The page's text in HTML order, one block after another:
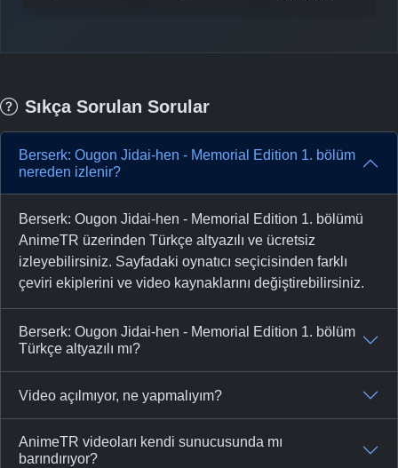
Sıkça Sorulan Sorular
Berserk: Ougon Jidai-hen - Memorial Edition 1. bölüm
nereden izlenir?
Berserk: Ougon Jidai-hen - Memorial Edition 1. bölümü
AnimeTR üzerinden Türkçe altyazılı ve ücretsiz
izleyebilirsiniz. Sayfadaki oynatıcı seçicisinden farklı
çeviri ekiplerini ve video kaynaklarını değiştirebilirsiniz.
Berserk: Ougon Jidai-hen - Memorial Edition 1. bölüm
Türkçe altyazılı mı?
Video açılmıyor, ne yapmalıyım?
AnimeTR videoları kendi sunucusunda mı
barındırıyor?